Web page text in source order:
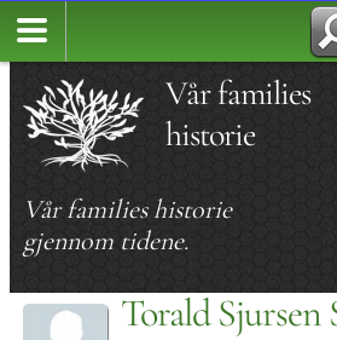
Vår families
historie
Vår families historie
gjennom tidene.
Torald Sjursen